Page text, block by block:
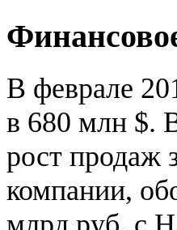
В феврале
в 680 млн $.
рост продаж
компании,